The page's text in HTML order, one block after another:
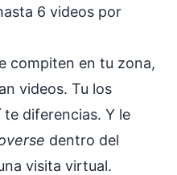
6 videos por
compiten en tu zona,
videos. Tu los
te diferencias. Y le
dentro del
visita virtual.